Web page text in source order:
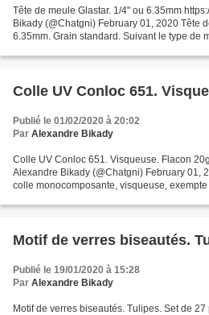
Tête de meule Glastar. 1/4" ou 6.35mm
Bikady (@Chatgni) February 01, 2020 Tête
6.35mm. Grain standard. Suivant le type de
Colle UV Conloc 651.
Publié le 01/02/2020 à 20:02
Par Alexandre Bikady
Colle UV Conloc 651. Visqueuse. Flacon
Alexandre Bikady (@Chatgni) February 01,
colle monocomposante, visqueuse,
Motif de verres biseautés.
Publié le 19/01/2020 à 15:28
Par Alexandre Bikady
Motif de verres biseautés. Tulipes. Set de